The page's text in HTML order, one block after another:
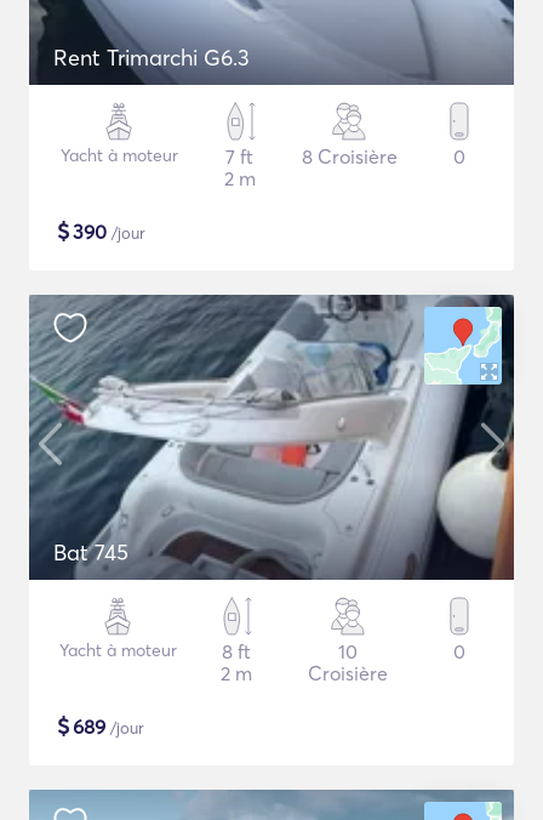
Rent Trimarchi G6.3
Yacht à moteur
7 ft
2 m
8 Croisière 0
$390 /jour
Bat 745
Yacht à moteur
8 ft
2 m
10
Croisière
0
$689 /jour